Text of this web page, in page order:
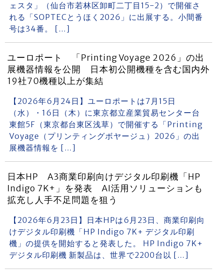
ェスタ」（仙台市若林区卸町二丁目15-2）で開催さ
れる「SOPTECとうほく2026」に出展する。小間番
号は34番。 […]
ユーロポート 「Printing Voyage 2026」の出
展機器情報を公開 日本初公開機種を含む国内外
19社70機種以上が集結
【2026年6月24日】ユーロポートは7月15日
（水）・16日（木）に東京都立産業貿易センター台
東館5F（東京都台東区浅草）で開催する「Printing
Voyage（プリンティングボヤージュ）2026」の出
展機器情報を […]
日本HP A3商業印刷向けデジタル印刷機「HP
Indigo 7K+」を発表 AI活用ソリューションも
拡充し人手不足問題を狙う
【2026年6月23日】日本HPは6月23日、商業印刷向
けデジタル印刷機「HP Indigo 7K+ デジタル印刷
機」の提供を開始すると発表した。 HP Indigo 7K+
デジタル印刷機 新製品は、世界で2200台以 […]